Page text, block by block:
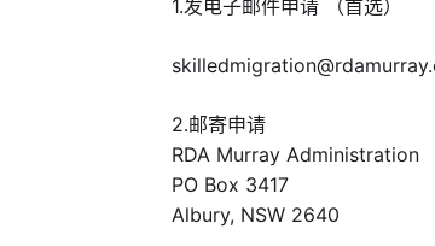
1.发电子邮件申请 （首选）
2.邮寄申请
RDA Murray Administration
PO Box 3417
Albury, NSW 2640